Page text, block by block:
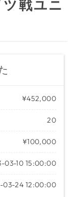
戦ユニ
¥452,000
20
¥100,000
03-10 15:00:00
03-24 12:00:00